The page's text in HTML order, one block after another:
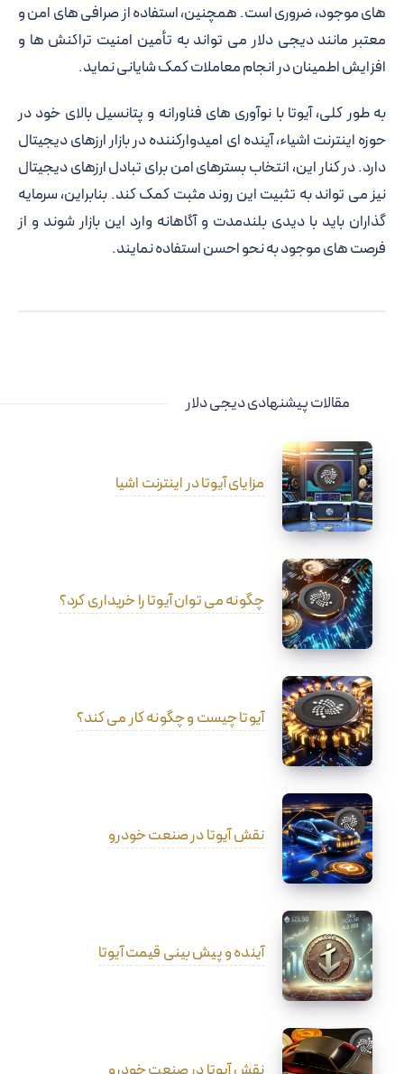
های موجود، ضروری است. همچنین، استفاده از صرافی های امن و
معتبر مانند دیجی دلار می تواند به تأمین امنیت تراکنش ها و
افزایش اطمینان در انجام معاملات کمک شایانی نماید.
به طور کلی، آیوتا با نوآوری های فناورانه و پتانسیل بالای خود در
حوزه اینترنت اشیاء، آینده ای امیدوارکننده در بازار ارزهای دیجیتال
دارد. در کنار این، انتخاب بسترهای امن برای تبادل ارزهای دیجیتال
نیز می تواند به تثبیت این روند مثبت کمک کند. بنابراین، سرمایه
گذاران باید با دیدی بلندمدت و آگاهانه وارد این بازار شوند و از
فرصت های موجود به نحو احسن استفاده نمایند.
مقالات پیشنهادی دیجی دلار
مزایای آیوتا در اینترنت اشیا
چگونه می توان آیوتا را خریداری کرد؟
آیوتا چیست و چگونه کار می کند؟
نقش آیوتا در صنعت خودرو
آینده و پیش بینی قیمت آیوتا